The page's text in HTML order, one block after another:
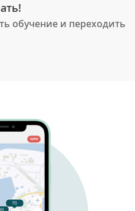
обучение и переходить